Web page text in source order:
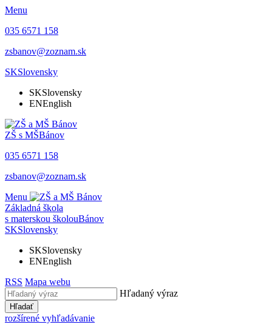
Menu
035 6571 158
zsbanov@zoznam.sk
SKSlovensky
SKSlovensky
ENEnglish
ZŠ s MŠBánov
035 6571 158
zsbanov@zoznam.sk
Menu
Základná škola
s materskou školouBánov
SKSlovensky
SKSlovensky
ENEnglish
RSS Mapa webu
Hľadaný výraz
Hľadať
rozšírené vyhľadávanie